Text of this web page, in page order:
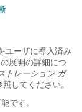
ユーザに導入済み
展開の詳細につ
トレーション ガ
してください。
です。